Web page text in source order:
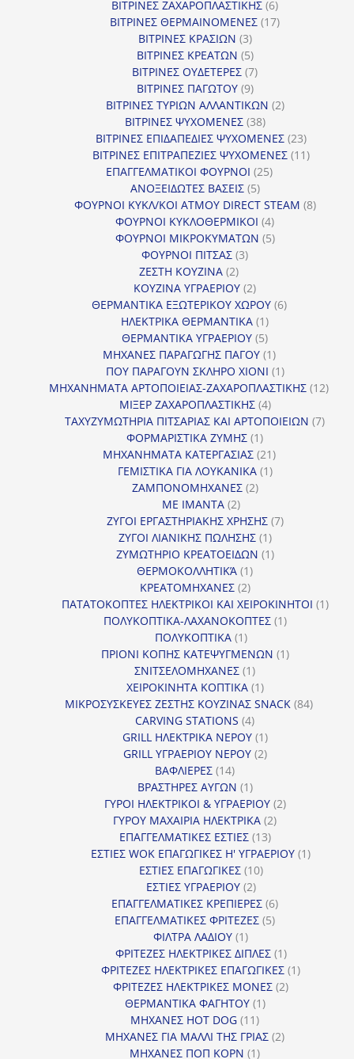
προϊόν
ΒΙΤΡΙΝΕΣ ΖΑΧΑΡΟΠΛΑΣΤΙΚΗΣ 66
προϊόντα
ΒΙΤΡΙΝΕΣ ΘΕΡΜΑΙΝΟΜΕΝΕΣ 1717
ΒΙΤΡΙΝΕΣ ΚΡΑΣΙΩΝ 33
προϊόντα
ΒΙΤΡΙΝΕΣ ΚΡΕΑΤΩΝ 55
προϊόντα
ΒΙΤΡΙΝΕΣ ΟΥΔΕΤΕΡΕΣ 77
ΒΙΤΡΙΝΕΣ ΠΑΓΩΤΟΥ 99
προϊόντα
ΒΙΤΡΙΝΕΣ ΤΥΡΙΩΝ ΑΛΛΑΝΤΙΚΩΝ 22
ΒΙΤΡΙΝΕΣ ΨΥΧΟΜΕΝΕΣ 3838
προϊόντα
ΒΙΤΡΙΝΕΣ ΕΠΙΔΑΠΕΔΙΕΣ ΨΥΧΟΜΕΝΕΣ 2323
προϊόντα
ΒΙΤΡΙΝΕΣ ΕΠΙΤΡΑΠΕΖΙΕΣ ΨΥΧΟΜΕΝΕΣ 1111
ΕΠΑΓΓΕΛΜΑΤΙΚΟΙ ΦΟΥΡΝΟΙ 2525
ΑΝΟΞΕΙΔΩΤΕΣ ΒΑΣΕΙΣ 55
προϊόντα
ΦΟΥΡΝΟΙ ΚΥΚΛ/ΚΟΙ ΑΤΜΟΥ DIRECT STEAM 88
ΦΟΥΡΝΟΙ ΚΥΚΛΟΘΕΡΜΙΚΟΙ 44
προϊόντα
ΦΟΥΡΝΟΙ ΜΙΚΡΟΚΥΜΑΤΩΝ 55
ΦΟΥΡΝΟΙ ΠΙΤΣΑΣ 33
ΖΕΣΤΗ ΚΟΥΖΙΝΑ 22
προϊόντα
ΚΟΥΖΙΝΑ ΥΓΡΑΕΡΙΟΥ 22
προϊόντα
ΘΕΡΜΑΝΤΙΚΑ ΕΞΩΤΕΡΙΚΟΥ ΧΩΡΟΥ 66
ΗΛΕΚΤΡΙΚΑ ΘΕΡΜΑΝΤΙΚΑ 11
προϊόν
ΘΕΡΜΑΝΤΙΚΑ ΥΓΡΑΕΡΙΟΥ 55
προϊόντα
ΜΗΧΑΝΕΣ ΠΑΡΑΓΩΓΗΣ ΠΑΓΟΥ 11
προϊόν
ΠΟΥ ΠΑΡΑΓΟΥΝ ΣΚΛΗΡΟ ΧΙΟΝΙ 11
προϊόν
ΜΗΧΑΝΗΜΑΤΑ ΑΡΤΟΠΟΙΕΙΑΣ-ΖΑΧΑΡΟΠΛΑΣΤΙΚΗΣ 1212
ΜΙΞΕΡ ΖΑΧΑΡΟΠΛΑΣΤΙΚΗΣ 44
προϊόντα
ΤΑΧΥΖΥΜΩΤΗΡΙΑ ΠΙΤΣΑΡΙΑΣ ΚΑΙ ΑΡΤΟΠΟΙΕΙΩΝ 77
ΦΟΡΜΑΡΙΣΤΙΚΑ ΖΥΜΗΣ 11
προϊόν
ΜΗΧΑΝΗΜΑΤΑ ΚΑΤΕΡΓΑΣΙΑΣ 2121
προϊόντα
ΓΕΜΙΣΤΙΚΑ ΓΙΑ ΛΟΥΚΑΝΙΚΑ 11
ΖΑΜΠΟΝΟΜΗΧΑΝΕΣ 22
ΜΕ ΙΜΑΝΤΑ 22
προϊόντα
ΖΥΓΟΙ ΕΡΓΑΣΤΗΡΙΑΚΗΣ ΧΡΗΣΗΣ 77
ΖΥΓΟΙ ΛΙΑΝΙΚΗΣ ΠΩΛΗΣΗΣ 11
προϊόν
ΖΥΜΩΤΗΡΙΟ ΚΡΕΑΤΟΕΙΔΩΝ 11
ΘΕΡΜΟΚΟΛΛΗΤΙΚΆ 11
προϊόν
ΚΡΕΑΤΟΜΗΧΑΝΕΣ 22
προϊόντα
ΠΑΤΑΤΟΚΟΠΤΕΣ ΗΛΕΚΤΡΙΚΟΙ ΚΑΙ ΧΕΙΡΟΚΙΝΗΤΟΙ 11
ΠΟΛΥΚΟΠΤΙΚΑ-ΛΑΧΑΝΟΚΟΠΤΕΣ 11
ΠΟΛΥΚΟΠΤΙΚΑ 11
προϊόν
ΠΡΙΟΝΙ ΚΟΠΗΣ ΚΑΤΕΨΥΓΜΕΝΩΝ 11
ΣΝΙΤΣΕΛΟΜΗΧΑΝΕΣ 11
προϊόν
ΧΕΙΡΟΚΙΝΗΤΑ ΚΟΠΤΙΚΑ 11
προϊόν
ΜΙΚΡΟΣΥΣΚΕΥΕΣ ΖΕΣΤΗΣ ΚΟΥΖΙΝΑΣ SNACK 8484
CARVING STATIONS 44
προϊόντα
GRILL ΗΛΕΚΤΡΙΚΑ ΝΕΡΟΥ 11
προϊόν
GRILL ΥΓΡΑΕΡΙΟΥ ΝΕΡΟΥ 22
ΒΑΦΛΙΕΡΕΣ 1414
προϊόντα
ΒΡΑΣΤΗΡΕΣ ΑΥΓΩΝ 11
προϊόν
ΓΥΡΟΙ ΗΛΕΚΤΡΙΚΟΙ & ΥΓΡΑΕΡΙΟΥ 22
ΓΥΡΟΥ ΜΑΧΑΙΡΙΑ ΗΛΕΚΤΡΙΚΑ 22
ΕΠΑΓΓΕΛΜΑΤΙΚΕΣ ΕΣΤΙΕΣ 1313
προϊόντα
ΕΣΤΙΕΣ WOK ΕΠΑΓΩΓΙΚΕΣ Η' ΥΓΡΑΕΡΙΟΥ 11
ΕΣΤΙΕΣ ΕΠΑΓΩΓΙΚΕΣ 1010
ΕΣΤΙΕΣ ΥΓΡΑΕΡΙΟΥ 22
προϊόντα
ΕΠΑΓΓΕΛΜΑΤΙΚΕΣ ΚΡΕΠΙΕΡΕΣ 66
προϊόντα
ΕΠΑΓΓΕΛΜΑΤΙΚΕΣ ΦΡΙΤΕΖΕΣ 55
ΦΙΛΤΡΑ ΛΑΔΙΟΥ 11
προϊόν
ΦΡΙΤΕΖΕΣ ΗΛΕΚΤΡΙΚΕΣ ΔΙΠΛΕΣ 11
προϊόν
ΦΡΙΤΕΖΕΣ ΗΛΕΚΤΡΙΚΕΣ ΕΠΑΓΩΓΙΚΕΣ 11
ΦΡΙΤΕΖΕΣ ΗΛΕΚΤΡΙΚΕΣ ΜΟΝΕΣ 22
ΘΕΡΜΑΝΤΙΚΑ ΦΑΓΗΤΟΥ 11
ΜΗΧΑΝΕΣ HOT DOG 1111
προϊόντα
ΜΗΧΑΝΕΣ ΓΙΑ ΜΑΛΛΙ ΤΗΣ ΓΡΙΑΣ 22
ΜΗΧΑΝΕΣ ΠΟΠ ΚΟΡΝ 11